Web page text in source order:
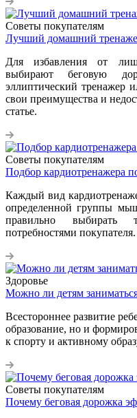
Советы покупателям
Лучший домашний
Для избавления от
выбирают беговую
эллиптический тренажер
свои преимущества и
статье.
Советы покупателям
Подбор кардиотренажера
Каждый вид
определенной группы
правильно выбирать
потребностями покупателя.
Здоровье
Можно ли детям
Всестороннее развитие
образование, но и
к спорту и активному
Советы покупателям
Почему беговая дорожка